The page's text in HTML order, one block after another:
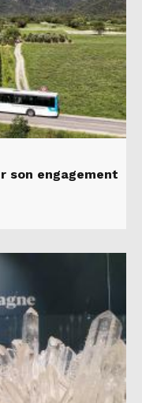
son engagement